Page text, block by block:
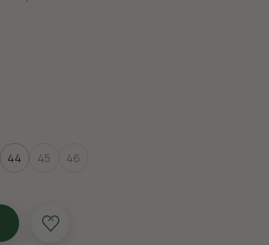
44 45 46